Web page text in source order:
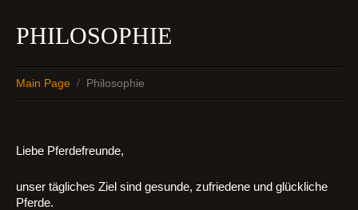
PHILOSOPHIE
Main Page / Philosophie
Liebe Pferdefreunde,
unser tägliches Ziel sind gesunde, zufriedene und glückliche
Pferde.